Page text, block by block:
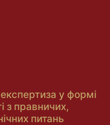
у формі
з правничих,
питань